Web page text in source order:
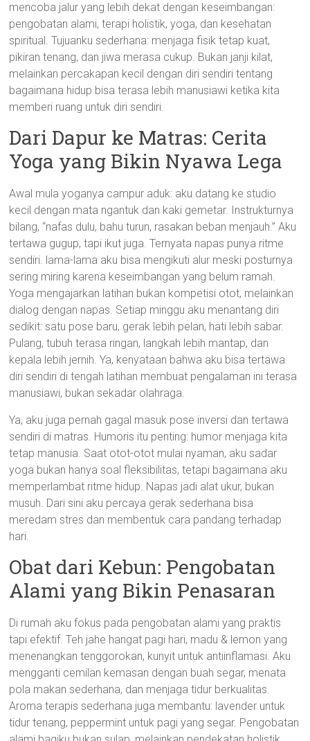
mencoba jalur yang lebih dekat dengan keseimbangan:
pengobatan alami, terapi holistik, yoga, dan kesehatan
spiritual. Tujuanku sederhana: menjaga fisik tetap kuat,
pikiran tenang, dan jiwa merasa cukup. Bukan janji kilat,
melainkan percakapan kecil dengan diri sendiri tentang
bagaimana hidup bisa terasa lebih manusiawi ketika kita
memberi ruang untuk diri sendiri.
Dari Dapur ke Matras: Cerita
Yoga yang Bikin Nyawa Lega
Awal mula yoganya campur aduk: aku datang ke studio
kecil dengan mata ngantuk dan kaki gemetar. Instrukturnya
bilang, “nafas dulu, bahu turun, rasakan beban menjauh.” Aku
tertawa gugup, tapi ikut juga. Ternyata napas punya ritme
sendiri. lama-lama aku bisa mengikuti alur meski posturnya
sering miring karena keseimbangan yang belum ramah.
Yoga mengajarkan latihan bukan kompetisi otot, melainkan
dialog dengan napas. Setiap minggu aku menantang diri
sedikit: satu pose baru, gerak lebih pelan, hati lebih sabar.
Pulang, tubuh terasa ringan, langkah lebih mantap, dan
kepala lebih jernih. Ya, kenyataan bahwa aku bisa tertawa
diri sendiri di tengah latihan membuat pengalaman ini terasa
manusiawi, bukan sekadar olahraga.
Ya, aku juga pernah gagal masuk pose inversi dan tertawa
sendiri di matras. Humoris itu penting: humor menjaga kita
tetap manusia. Saat otot-otot mulai nyaman, aku sadar
yoga bukan hanya soal fleksibilitas, tetapi bagaimana aku
memperlambat ritme hidup. Napas jadi alat ukur, bukan
musuh. Dari sini aku percaya gerak sederhana bisa
meredam stres dan membentuk cara pandang terhadap
hari.
Obat dari Kebun: Pengobatan
Alami yang Bikin Penasaran
Di rumah aku fokus pada pengobatan alami yang praktis
tapi efektif. Teh jahe hangat pagi hari, madu & lemon yang
menenangkan tenggorokan, kunyit untuk antiinflamasi. Aku
mengganti cemilan kemasan dengan buah segar, menata
pola makan sederhana, dan menjaga tidur berkualitas.
Aroma terapis sederhana juga membantu: lavender untuk
tidur tenang, peppermint untuk pagi yang segar. Pengobatan